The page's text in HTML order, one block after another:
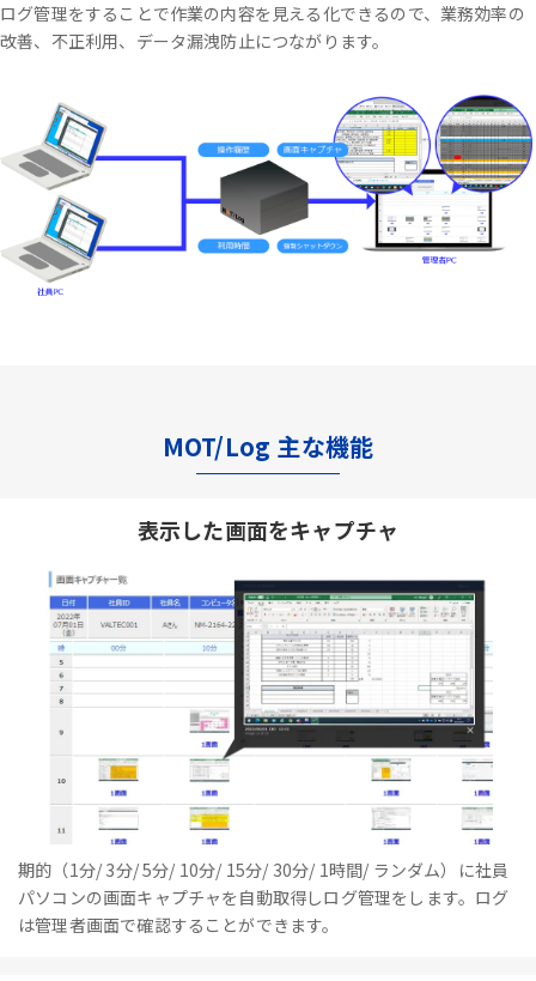
ログ管理をすることで作業の内容を見える化できるので、業務効率の
改善、不正利用、データ漏洩防止につながります。
MOT/Log 主な機能
表示した画面をキャプチャ
期的（1分/ 3分/ 5分/ 10分/ 15分/ 30分/ 1時間/ ランダム）に社員
パソコンの画面キャプチャを自動取得しログ管理をします。ログ
は管理者画面で確認することができます。